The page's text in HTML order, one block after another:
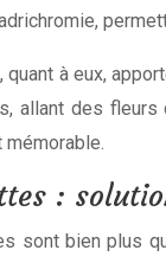
à eux,
allant des fleurs
mémorable.
:
sont bien plus